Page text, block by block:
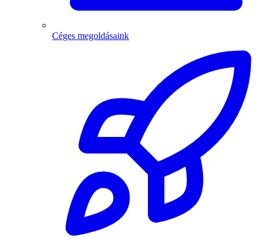
Céges megoldásaink